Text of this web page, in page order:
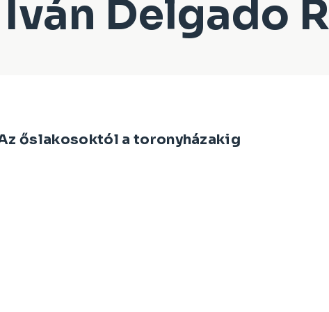
Iván Delgado
őslakosoktól a toronyházakig